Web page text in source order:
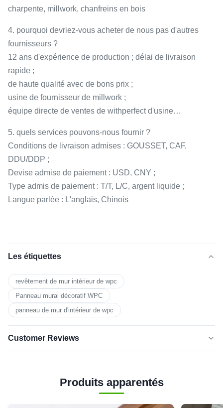
charpente, millwork, chanfreins en bois
4. pourquoi devriez-vous acheter de nous pas d'autres
fournisseurs ?
12 ans d'expérience de production ; délai de livraison
rapide ;
de haute qualité avec de bons prix ;
usine de fournisseur de millwork ;
équipe directe de ventes de withperfect d'usine…
5. quels services pouvons-nous fournir ?
Conditions de livraison admises : GOUSSET, CAF,
DDU/DDP ;
Devise admise de paiement : USD, CNY ;
Type admis de paiement : T/T, L/C, argent liquide ;
Langue parlée : L'anglais, Chinois
Les étiquettes
revêtement de mur intérieur de wpc
Panneau mural décoratif WPC
panneau de mur d'intérieur de wpc
Customer Reviews
Produits apparentés